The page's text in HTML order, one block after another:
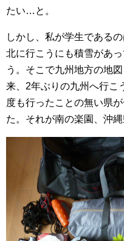
たい…と。
しかし、私が学生である
北に行こうにも積雪があ
う。そこで九州地方の地
来、2年ぶりの九州へ行こ
度も行ったことの無い県
た。それが南の楽園、沖縄